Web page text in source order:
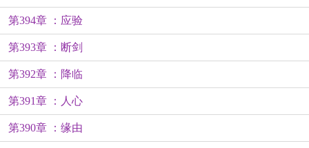
第394章 ：应验
第393章 ：断剑
第392章 ：降临
第391章 ：人心
第390章 ：缘由